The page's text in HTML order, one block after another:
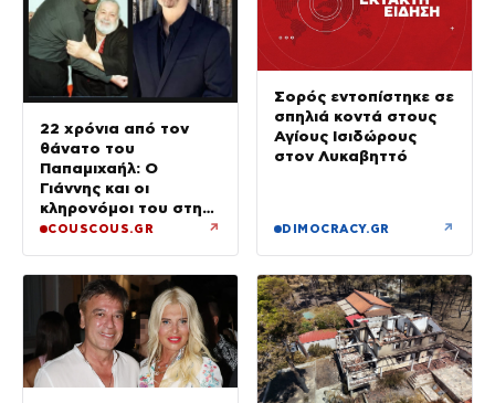
22 χρόνια από τον
θάνατο του
Παπαμιχαήλ: Ο
Γιάννης και οι
κληρονόμοι του στη
διαθήκη
COUSCOUS.GR ↗
Σορός εντοπίστηκε σε
σπηλιά κοντά στους
Αγίους Ισιδώρους
στον Λυκαβηττό
DIMOCRACY.GR ↗